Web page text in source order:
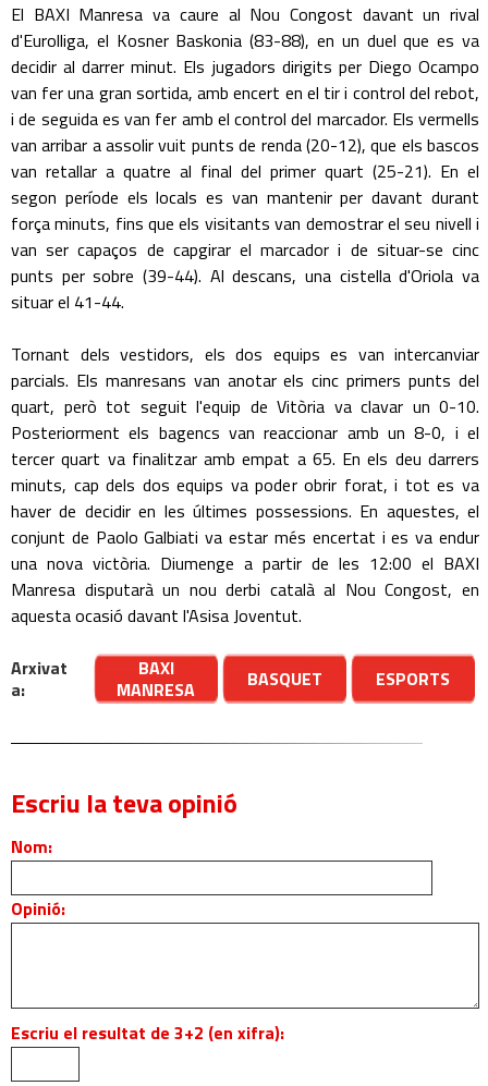
El BAXI Manresa va caure al Nou Congost davant un rival
d'Eurolliga, el Kosner Baskonia (83-88), en un duel que es va
decidir al darrer minut. Els jugadors dirigits per Diego Ocampo
van fer una gran sortida, amb encert en el tir i control del rebot,
i de seguida es van fer amb el control del marcador. Els vermells
van arribar a assolir vuit punts de renda (20-12), que els bascos
van retallar a quatre al final del primer quart (25-21). En el
segon període els locals es van mantenir per davant durant
força minuts, fins que els visitants van demostrar el seu nivell i
van ser capaços de capgirar el marcador i de situar-se cinc
punts per sobre (39-44). Al descans, una cistella d'Oriola va
situar el 41-44.
Tornant dels vestidors, els dos equips es van intercanviar
parcials. Els manresans van anotar els cinc primers punts del
quart, però tot seguit l'equip de Vitòria va clavar un 0-10.
Posteriorment els bagencs van reaccionar amb un 8-0, i el
tercer quart va finalitzar amb empat a 65. En els deu darrers
minuts, cap dels dos equips va poder obrir forat, i tot es va
haver de decidir en les últimes possessions. En aquestes, el
conjunt de Paolo Galbiati va estar més encertat i es va endur
una nova victòria. Diumenge a partir de les 12:00 el BAXI
Manresa disputarà un nou derbi català al Nou Congost, en
aquesta ocasió davant l'Asisa Joventut.
Arxivat
a:
BAXI
MANRESA
BASQUET ESPORTS
Escriu la teva opinió
Nom:
Opinió:
Escriu el resultat de 3+2 (en xifra):